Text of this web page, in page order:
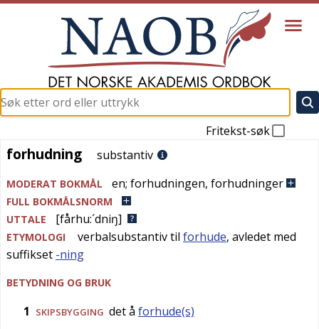
Fritekst-søk
forhudning
forhudning substantiv
MODERAT BOKMÅL en; forhudningen, forhudninger
FULL BOKMÅLSNORM
UTTALE
[fårhu:´dniŋ]
ETYMOLOGI verbalsubstantiv til forhude, avledet med
suffikset -ning
BETYDNING OG BRUK
1 SKIPSBYGGING det å forhude(s)